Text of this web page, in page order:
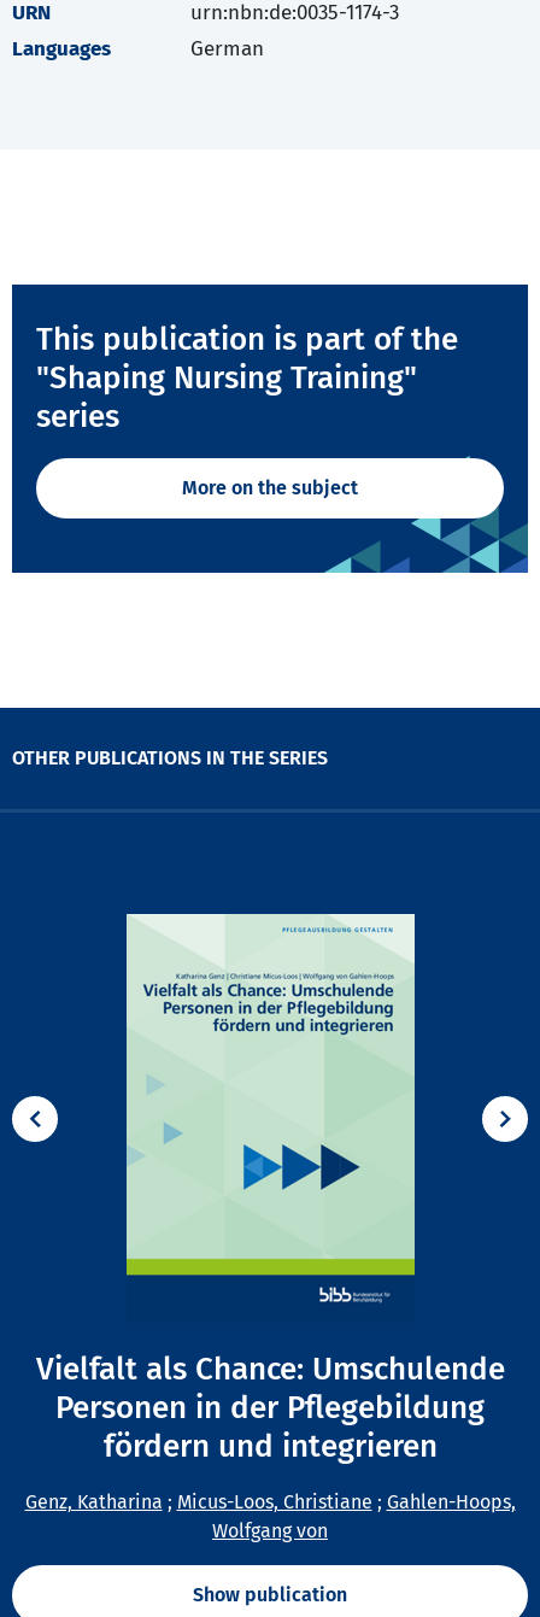
URN
urn:nbn:de:0035-1174-3
Languages
German
This publication is part of the
"Shaping Nursing Training"
series
More on the subject
OTHER PUBLICATIONS IN THE SERIES
Vielfalt als Chance: Umschulende
Personen in der Pflegebildung
fördern und integrieren
Genz, Katharina ; Micus-Loos, Christiane ; Gahlen-Hoops,
Wolfgang von
Show publication